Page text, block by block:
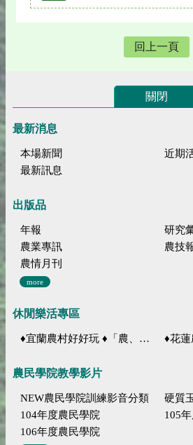
回上一頁
關閉
最新消息
本場新聞
近期
最新訊息
出版品
年報
研究
農業專訊
農技
農情月刊
more
休閒樂活專區
♦宜蘭農村好好玩 ♦「農、藝、山、水」四條遊程推薦 ♦花蓮農村
農民學院教學影片
NEW農民學院訓練影音分類
硬質
104年度農民學院
105
106年度農民學院